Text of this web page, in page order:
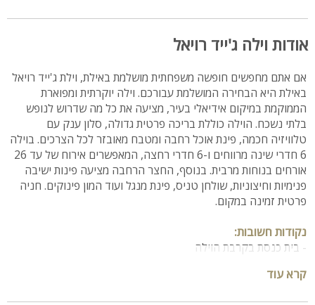
אודות וילה ג'ייד רויאל
אם אתם מחפשים חופשה משפחתית מושלמת באילת, וילת ג'ייד רויאל
באילת היא הבחירה המושלמת עבורכם. וילה יוקרתית ומפוארת
הממוקמת במיקום אידיאלי בעיר, מציעה את כל מה שדרוש לנופש
בלתי נשכח. הוילה כוללת בריכה פרטית גדולה, סלון ענק עם
טלוויזיה חכמה, פינת אוכל רחבה ומטבח מאובזר לכל הצרכים. בוילה
6 חדרי שינה מרווחים ו-6 חדרי רחצה, המאפשרים אירוח של עד 26
אורחים בנוחות מרבית. בנוסף, החצר הרחבה מציעה פינות ישיבה
פנימיות וחיצוניות, שולחן טניס, פינת מנגל ועוד המון פינוקים. חניה
פרטית זמינה במקום.
נקודות חשובות:
- בית כנסת בקרבת הוילה
קרא עוד